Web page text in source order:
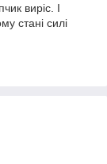
виріс. І
стані силі